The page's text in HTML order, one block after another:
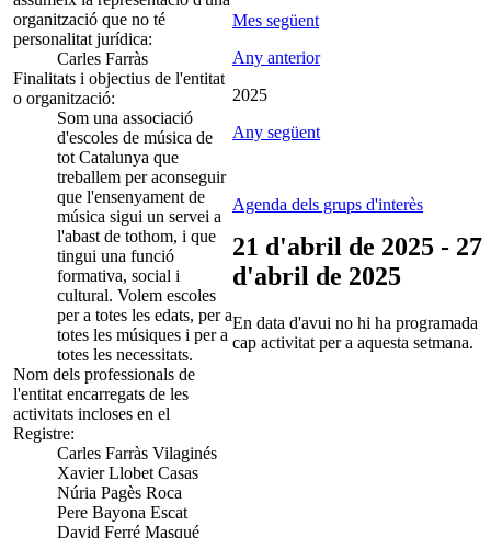
organització que no té
personalitat jurídica:
Carles Farràs
Finalitats i objectius de l'entitat
o organització:
Som una associació
d'escoles de música de
tot Catalunya que
treballem per aconseguir
que l'ensenyament de
música sigui un servei a
l'abast de tothom, i que
tingui una funció
formativa, social i
cultural. Volem escoles
per a totes les edats, per a
totes les músiques i per a
totes les necessitats.
Nom dels professionals de
l'entitat encarregats de les
activitats incloses en el
Registre:
Carles Farràs Vilaginés
Xavier Llobet Casas
Núria Pagès Roca
Pere Bayona Escat
David Ferré Masqué
Mes següent
Any anterior
2025
Any següent
Agenda dels grups d'interès
21 d'abril de 2025 - 27
d'abril de 2025
En data d'avui no hi ha programada
cap activitat per a aquesta setmana.